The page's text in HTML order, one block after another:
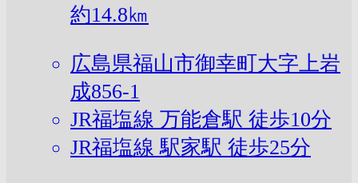
約14.8㎞
広島県福山市御幸町大字上岩
成856-1
JR福塩線 万能倉駅 徒歩10分
JR福塩線 駅家駅 徒歩25分